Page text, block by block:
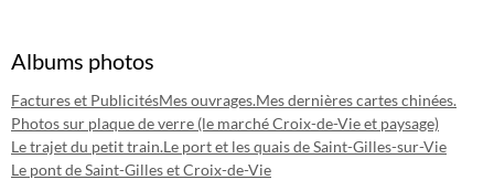
Albums photos
Factures et PublicitésMes ouvrages.Mes dernières cartes chinées.
Photos sur plaque de verre (le marché Croix-de-Vie et paysage)
Le trajet du petit train.Le port et les quais de Saint-Gilles-sur-Vie
Le pont de Saint-Gilles et Croix-de-Vie